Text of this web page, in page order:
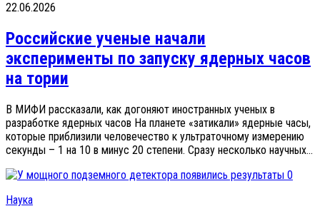
22.06.2026
Российские ученые начали
эксперименты по запуску ядерных часов
на тории
В МИФИ рассказали, как догоняют иностранных ученых в
разработке ядерных часов На планете «затикали» ядерные часы,
которые приблизили человечество к ультраточному измерению
секунды – 1 на 10 в минус 20 степени. Сразу несколько научных...
0
Наука